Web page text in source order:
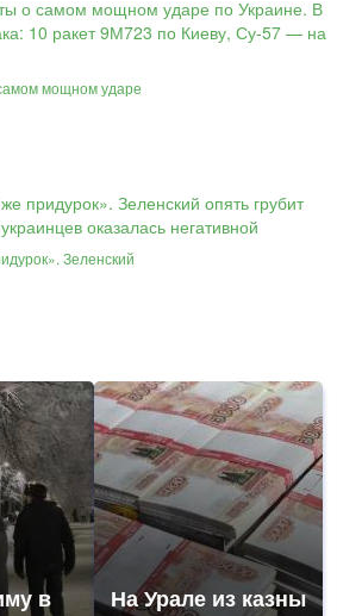
мощном ударе
Зеленский
в
На Урале из казны